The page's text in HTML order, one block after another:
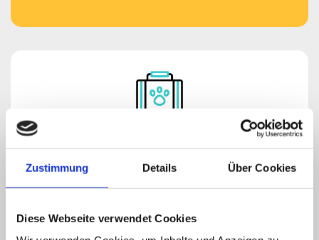
Zustimmung Details Über Cookies
Diese Webseite verwendet Cookies
Allgemeinmedizin, Chirurgie, Innere Medizin/
Dermatologie, Diagnostik, Station und
Verhaltenstherapie
weiterlesen